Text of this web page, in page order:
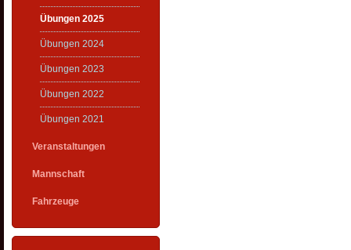
Übungen 2025
Übungen 2024
Übungen 2023
Übungen 2022
Übungen 2021
Veranstaltungen
Mannschaft
Fahrzeuge